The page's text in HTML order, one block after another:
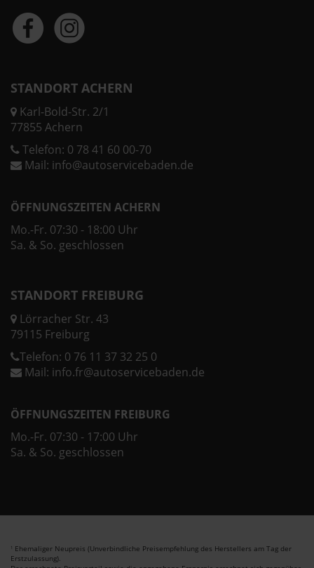
STANDORT ACHERN
Karl-Bold-Str. 2/1
77855 Achern
Telefon: 0 78 41 60 00-70
Mail: info@autoservicebaden.de
ÖFFNUNGSZEITEN ACHERN
Mo.-Fr. 07:30 - 18:00 Uhr
Sa. & So. geschlossen
STANDORT FREIBURG
Lörracher Str. 43
79115 Freiburg
Telefon: 0 76 11 37 32 25 0
Mail: info.fr@autoservicebaden.de
ÖFFNUNGSZEITEN FREIBURG
Mo.-Fr. 07:30 - 17:00 Uhr
Sa. & So. geschlossen
1 Ehemaliger Neupreis (Unverbindliche Preisempfehlung des Herstellers am Tag der
Erstzulassung).